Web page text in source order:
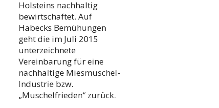
Holsteins nachhaltig
bewirtschaftet. Auf
Habecks Bemühungen
geht die im Juli 2015
unterzeichnete
Vereinbarung für eine
nachhaltige Miesmuschel-
Industrie bzw.
„Muschelfrieden“ zurück.